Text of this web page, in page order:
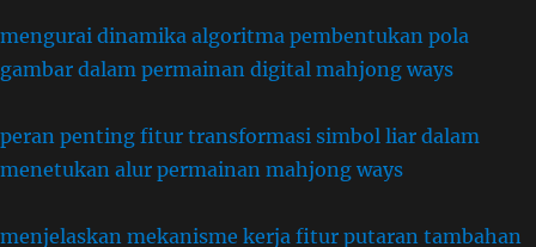
mengurai dinamika algoritma pembentukan pola
gambar dalam permainan digital mahjong ways
peran penting fitur transformasi simbol liar dalam
menetukan alur permainan mahjong ways
menjelaskan mekanisme kerja fitur putaran tambahan